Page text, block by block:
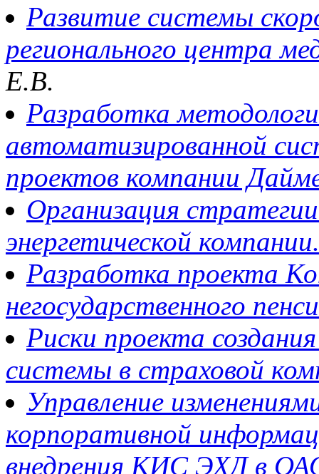
Развитие системы
регионального центра
Е.В.
Разработка
автоматизированной
проектов компании
Организация
энергетической компании.
Разработка проекта
негосударственного
Риски проекта
системы в страховой
Управление
корпоративной
внедрения КИС ЭХД в